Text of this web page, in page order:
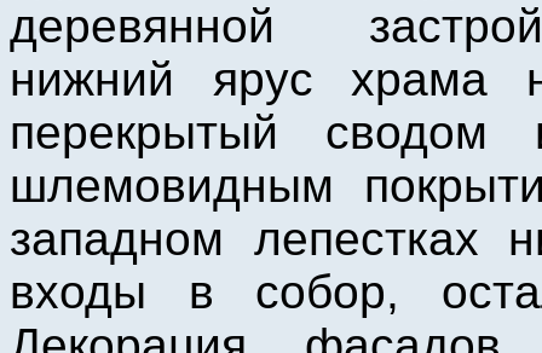
деревянной
нижний ярус храма
перекрытый сводом
шлемовидным
западном лепестках
входы в собор,